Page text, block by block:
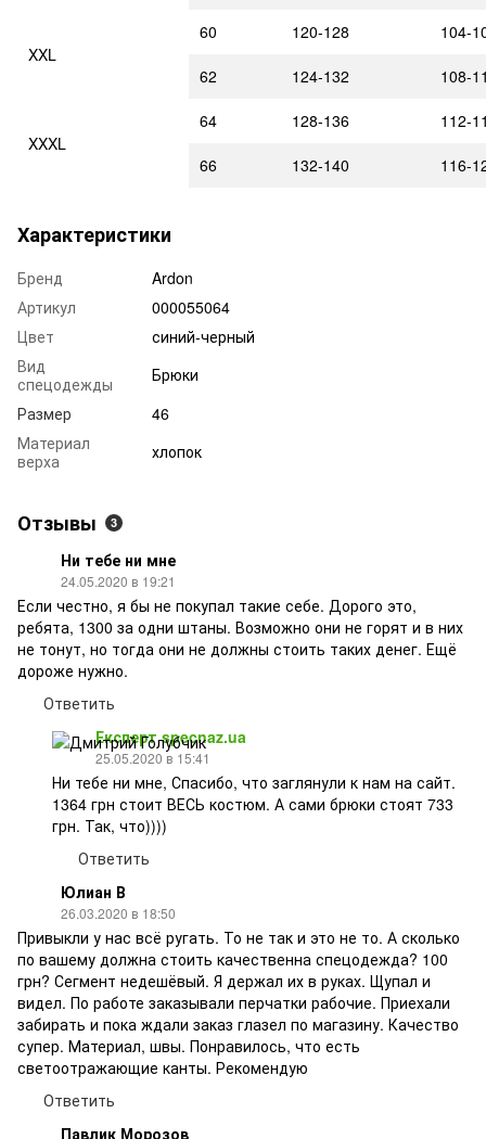
XXL
60 120-128 104-
62 124-132 108-
XXXL
64 128-136 112-
66 132-140 116-
Характеристики
Бренд
Ardon
Артикул
000055064
Цвет
синий-черный
Вид
спецодежды
Брюки
Размер
46
Материал
верха
хлопок
Отзывы 3
Ни тебе ни мне
24.05.2020 в 19:21
Если честно, я бы не покупал такие себе. Дорого это,
ребята, 1300 за одни штаны. Возможно они не горят и в них
не тонут, но тогда они не должны стоить таких денег. Ещё
дороже нужно.
Ответить
Експерт specnaz.ua
25.05.2020 в 15:41
Ни тебе ни мне, Спасибо, что заглянули к нам на сайт.
1364 грн стоит ВЕСЬ костюм. А сами брюки стоят 733
грн. Так, что))))
Ответить
Юлиан В
26.03.2020 в 18:50
Привыкли у нас всё ругать. То не так и это не то. А сколько
по вашему должна стоить качественна спецодежда? 100
грн? Сегмент недешёвый. Я держал их в руках. Щупал и
видел. По работе заказывали перчатки рабочие. Приехали
забирать и пока ждали заказ глазел по магазину. Качество
супер. Материал, швы. Понравилось, что есть
светоотражающие канты. Рекомендую
Ответить
Павлик Морозов